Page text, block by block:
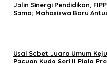
Jalin Sinergi Pendidikan,
Sama; Mahasiswa Baru
Usai Sabet Juara Umum
Pacuan Kuda Seri II Piala